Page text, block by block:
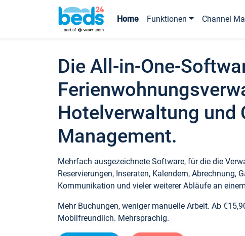
Home Funktionen Channel
Die All-in-One-
Hotelverwaltung und
Management.
Mehrfach ausgezeichnete Software, für die die
Reservierungen, Inseraten, Kalendern, Abrechnung,
Kommunikation und vieler weiterer Abläufe an
Mehr Buchungen, weniger manuelle Arbeit. Ab
Mobilfreundlich. Mehrsprachig.